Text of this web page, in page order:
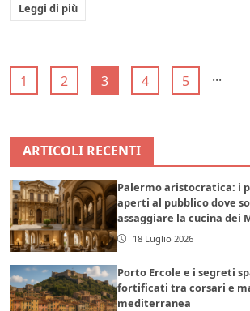
Leggi di più
1 2 3 4 5 ...
ARTICOLI RECENTI
Palermo aristocratica: i
aperti al pubblico dove
assaggiare la cucina dei
18 Luglio 2026
Porto Ercole e i segreti
fortificati tra corsari e
mediterranea